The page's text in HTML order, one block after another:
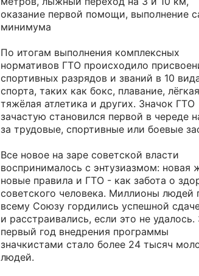
оказание первой помощи, выполнение
минимума
По итогам выполнения комплексных
нормативов ГТО происходило
спортивных разрядов и званий в 10
спорта, таких как бокс, плавание,
тяжёлая атлетика и других. Значок ГТО
зачастую становился первой в череде
за трудовые, спортивные или боевые
Все новое на заре советской власти
воспринималось с энтузиазмом: новая
новые правила и ГТО - как забота о
советского человека. Миллионы людей
всему Союзу гордились успешной
и расстраивались, если это не удалось.
первый год внедрения программы
значкистами стало более 24 тысяч
людей.